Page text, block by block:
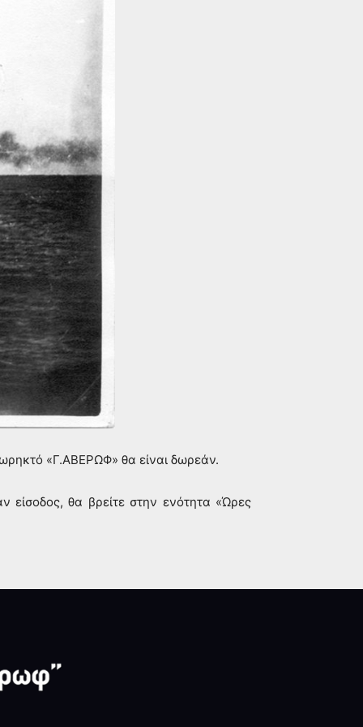
«Γ.ΑΒΕΡΩΦ» θα είναι δωρεάν.
είσοδος, θα βρείτε στην ενότητα «Ώρες